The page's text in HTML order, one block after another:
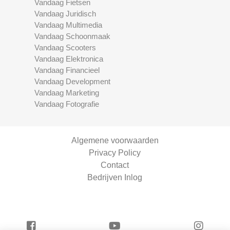
Vandaag Fietsen
Vandaag Juridisch
Vandaag Multimedia
Vandaag Schoonmaak
Vandaag Scooters
Vandaag Elektronica
Vandaag Financieel
Vandaag Development
Vandaag Marketing
Vandaag Fotografie
Algemene voorwaarden
Privacy Policy
Contact
Bedrijven Inlog